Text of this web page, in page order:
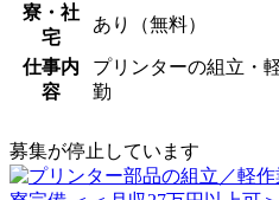
寮・社
宅
あり（無料）
仕事内
容
プリンターの組立・
勤
募集が停止しています